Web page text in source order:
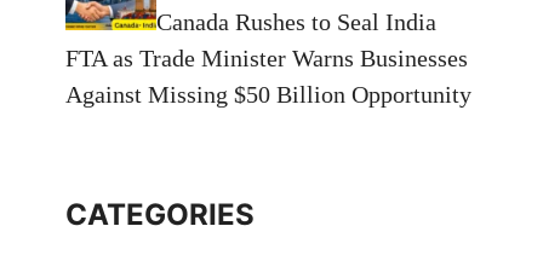
Canada Rushes to Seal India
FTA as Trade Minister Warns Businesses
Against Missing $50 Billion Opportunity
CATEGORIES